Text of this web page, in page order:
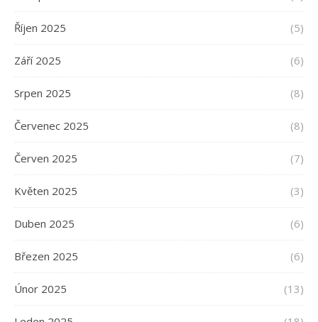
Říjen 2025 (5)
Září 2025 (6)
Srpen 2025 (8)
Červenec 2025 (8)
Červen 2025 (7)
Květen 2025 (3)
Duben 2025 (6)
Březen 2025 (6)
Únor 2025 (13)